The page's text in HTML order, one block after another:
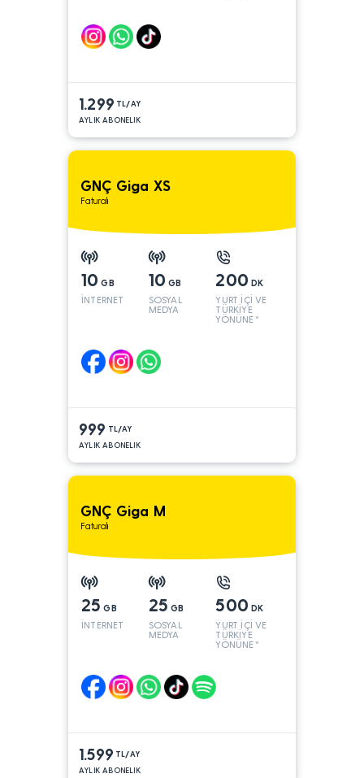
1.299 TL/AY
AYLIK ABONELIK
GNÇ Giga XS
Faturalı
10 GB
İNTERNET
10 GB
SOSYAL
MEDYA
200 DK
YURT İÇİ VE
TÜRKİYE
YÖNÜNE*
999 TL/AY
AYLIK ABONELIK
GNÇ Giga M
Faturalı
25 GB
İNTERNET
25 GB
SOSYAL
MEDYA
500 DK
YURT İÇİ VE
TÜRKİYE
YÖNÜNE*
1.599 TL/AY
AYLIK ABONELIK